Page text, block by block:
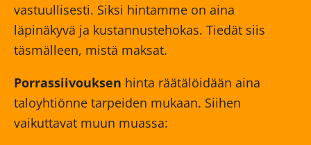
vastuullisesti. Siksi hintamme on aina
läpinäkyvä ja kustannustehokas. Tiedät siis
täsmälleen, mistä maksat.
Porrassiivouksen hinta räätälöidään aina
taloyhtiönne tarpeiden mukaan. Siihen
vaikuttavat muun muassa: